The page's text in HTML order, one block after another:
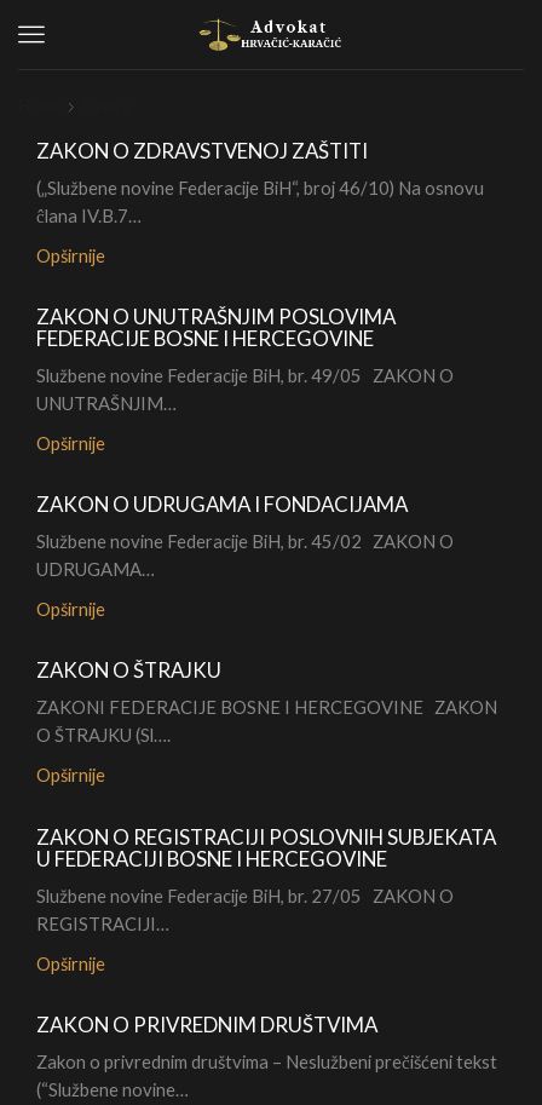
Menu
ZAKON O ZDRAVSTVENOJ ZAŠTITI
(„Službene novine Federacije BiH“, broj 46/10) Na osnovu
ĉlana IV.B.7…
Opširnije
ZAKON O UNUTRAŠNJIM POSLOVIMA
FEDERACIJE BOSNE I HERCEGOVINE
Službene novine Federacije BiH, br. 49/05 ZAKON O
UNUTRAŠNJIM…
Opširnije
ZAKON O UDRUGAMA I FONDACIJAMA
Službene novine Federacije BiH, br. 45/02 ZAKON O
UDRUGAMA…
Opširnije
ZAKON O ŠTRAJKU
ZAKONI FEDERACIJE BOSNE I HERCEGOVINE ZAKON
O ŠTRAJKU (Sl….
Opširnije
ZAKON O REGISTRACIJI POSLOVNIH SUBJEKATA
U FEDERACIJI BOSNE I HERCEGOVINE
Službene novine Federacije BiH, br. 27/05 ZAKON O
REGISTRACIJI…
Opširnije
ZAKON O PRIVREDNIM DRUŠTVIMA
Zakon o privrednim društvima – Neslužbeni prečišćeni tekst
(“Službene novine…